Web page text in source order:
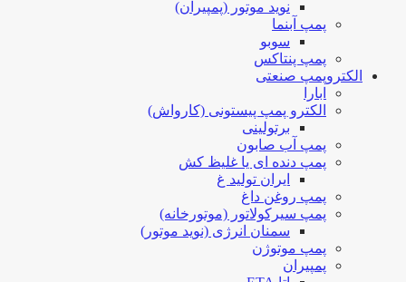
نوید موتور (پمپیران)
پمپ آبنما
سوبو
پمپ پنتاکس
الکتروپمپ صنعتی
ابارا
الکترو پمپ پیستونی (کارواش)
برتولینی
پمپ آب صابون
پمپ دنده ای یا غلیظ کش
ایران تولید غ
پمپ روغن داغ
پمپ سیرکولاتور (موتورخانه)
سمنان انرژی (نوید موتور)
پمپ موتوژن
پمپیران